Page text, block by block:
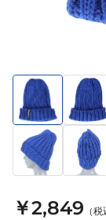
￥2,849 （税